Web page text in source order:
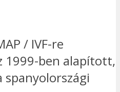
/ IVF-re
1999-ben alapított,